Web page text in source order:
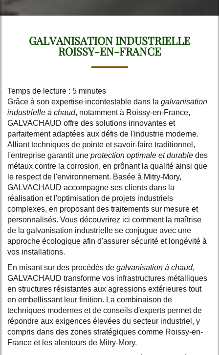
GALVANISATION INDUSTRIELLE
ROISSY-EN-FRANCE
Temps de lecture : 5 minutes
Grâce à son expertise incontestable dans la galvanisation
industrielle à chaud, notamment à Roissy-en-France,
GALVACHAUD offre des solutions innovantes et
parfaitement adaptées aux défis de l'industrie moderne.
Alliant techniques de pointe et savoir-faire traditionnel,
l'entreprise garantit une protection optimale et durable des
métaux contre la corrosion, en prônant la qualité ainsi que
le respect de l'environnement. Basée à Mitry-Mory,
GALVACHAUD accompagne ses clients dans la
réalisation et l'optimisation de projets industriels
complexes, en proposant des traitements sur mesure et
personnalisés. Vous découvrirez ici comment la maîtrise
de la galvanisation industrielle se conjugue avec une
approche écologique afin d'assurer sécurité et longévité à
vos installations.
En misant sur des procédés de galvanisation à chaud,
GALVACHAUD transforme vos infrastructures métalliques
en structures résistantes aux agressions extérieures tout
en embellissant leur finition. La combinaison de
techniques modernes et de conseils d'experts permet de
répondre aux exigences élevées du secteur industriel, y
compris dans des zones stratégiques comme Roissy-en-
France et les alentours de Mitry-Mory.